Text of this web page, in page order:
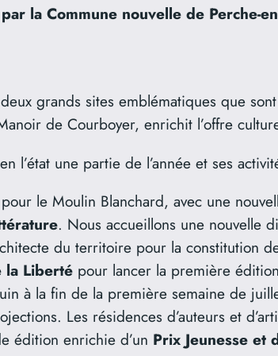
la Commune nouvelle de
grands sites emblématiques que
de Courboyer, enrichit l’offre
l’état une partie de l’année et ses
le Moulin Blanchard, avec une
. Nous accueillons une nouvelle
du territoire pour la constitution
la Liberté pour lancer la première
à la fin de la première semaine de
Les résidences d’auteurs et
édition enrichie d’un Prix Jeunesse et